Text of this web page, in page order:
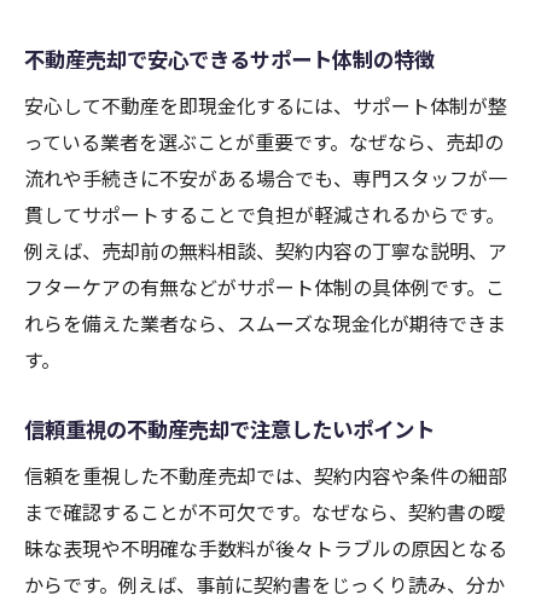
不動産売却で安心できるサポート体制の特徴
安心して不動産を即現金化するには、サポート体制が整
っている業者を選ぶことが重要です。なぜなら、売却の
流れや手続きに不安がある場合でも、専門スタッフが一
貫してサポートすることで負担が軽減されるからです。
例えば、売却前の無料相談、契約内容の丁寧な説明、ア
フターケアの有無などがサポート体制の具体例です。こ
れらを備えた業者なら、スムーズな現金化が期待できま
す。
信頼重視の不動産売却で注意したいポイント
信頼を重視した不動産売却では、契約内容や条件の細部
まで確認することが不可欠です。なぜなら、契約書の曖
昧な表現や不明確な手数料が後々トラブルの原因となる
からです。例えば、事前に契約書をじっくり読み、分か